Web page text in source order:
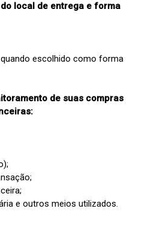
local de entrega e forma
escolhido como forma
de suas compras
e outros meios utilizados.